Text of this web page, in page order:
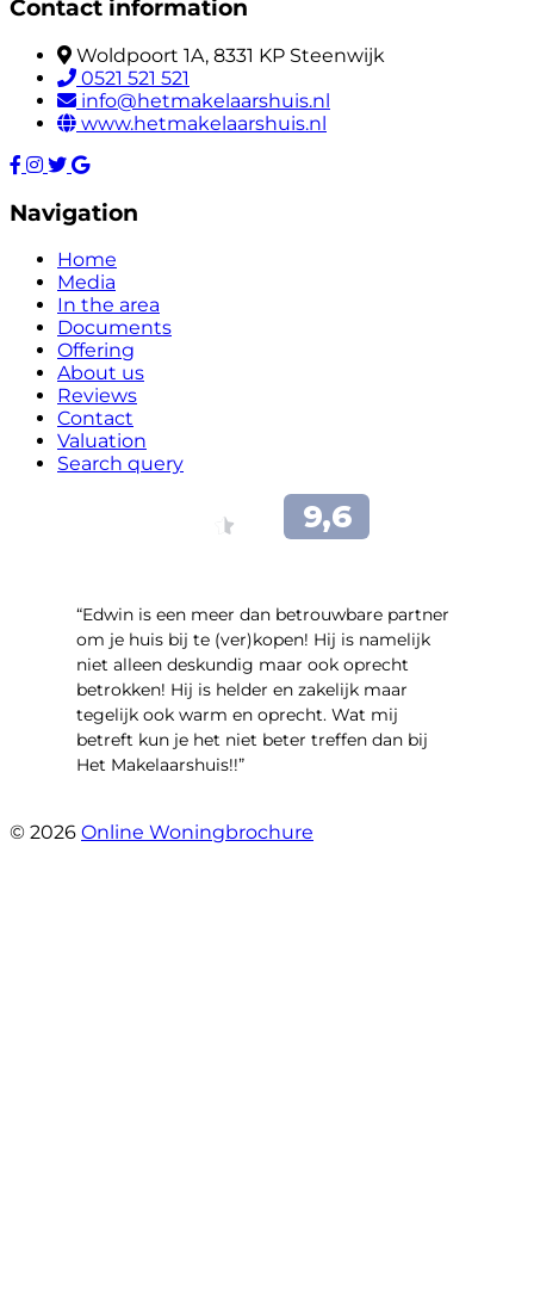
Contact information
Woldpoort 1A, 8331 KP Steenwijk
0521 521 521
info@hetmakelaarshuis.nl
www.hetmakelaarshuis.nl
Navigation
Home
Media
In the area
Documents
Offering
About us
Reviews
Contact
Valuation
Search query
“Edwin is een meer dan betrouwbare partner
om je huis bij te (ver)kopen! Hij is namelijk
niet alleen deskundig maar ook oprecht
betrokken! Hij is helder en zakelijk maar
tegelijk ook warm en oprecht. Wat mij
betreft kun je het niet beter treffen dan bij
Het Makelaarshuis!!”
© 2026 Online Woningbrochure